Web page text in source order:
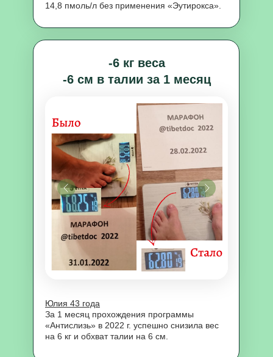
14,8 пмоль/л без применения «Эутирокса».
Юлия 43 года
За 1 месяц прохождения программы
«Антислизь» в 2022 г. успешно снизила вес
на 6 кг и обхват талии на 6 см.
-6 кг веса
-6 см в талии за 1 месяц